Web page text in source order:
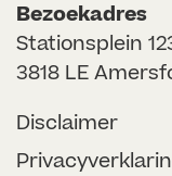
Bezoekadres
Stationsplein
3818 LE
Disclaimer